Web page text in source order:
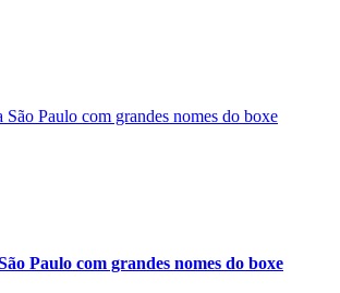
Paulo com grandes nomes do boxe